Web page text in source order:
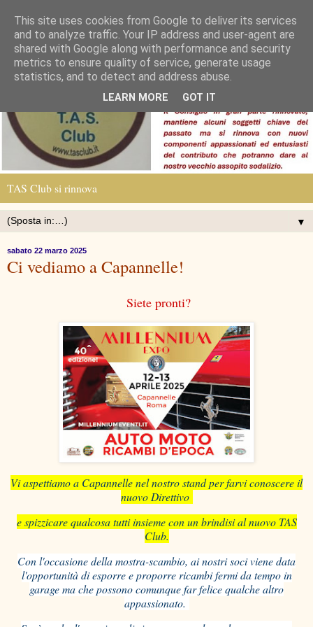
TAS Club si rinnova
▼
sabato 22 marzo 2025
Ci vediamo a Capannelle!
Siete pronti?
Vi aspettiamo a Capannelle nel nostro stand per farvi conoscere il
nuovo Direttivo
e spizzicare qualcosa tutti insieme con un brindisi al nuovo TAS
Club.
Con l'occasione della mostra-scambio, ai nostri soci viene data
l'opportunità di esporre e proporre ricambi fermi da tempo in
garage ma che possono comunque far felice qualche altro
appassionato.
This site uses cookies from Google to deliver its services
and to analyze traffic. Your IP address and user-agent are
shared with Google along with performance and security
metrics to ensure quality of service, generate usage
statistics, and to detect and address abuse.
LEARN MORE GOT IT